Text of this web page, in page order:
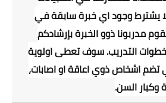
يشترط وجود اي خبرة سابقة في
مدربونا ذوو الخبرة بإرشادكم
التدريب. سوف تعطى اولوية
تضم اشخاص ذوي اعاقة او اصابات،
السن.